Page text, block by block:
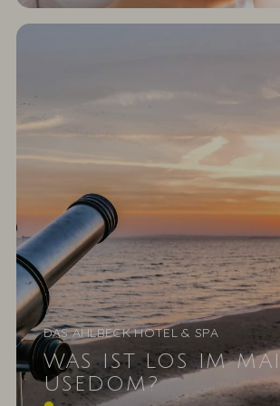
WAS IST LOS IM
USEDOM?
DAS AHLBECK HOTEL & SPA